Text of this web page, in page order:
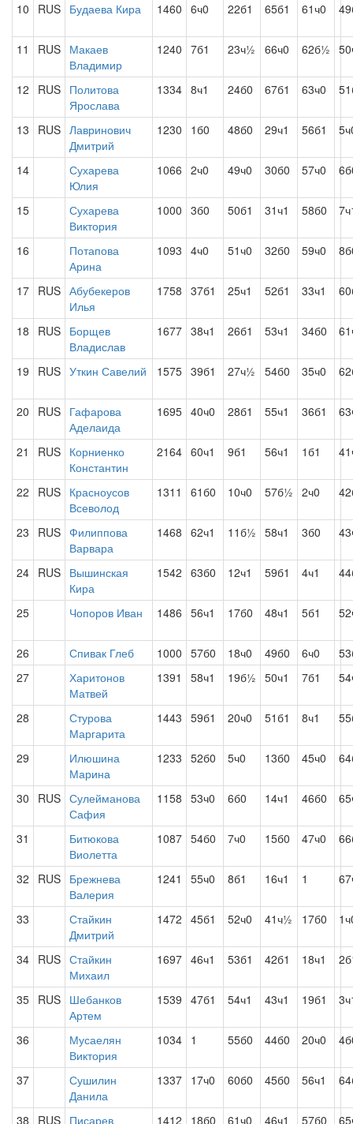
10 RUS Будаева Кира 1460 6ч0 22б1 65б1 61ч0
11 RUS Макаев
Владимир
1240 7б1 23ч½ 66ч0 62б½
12 RUS Политова
Ярослава
1334 8ч1 24б0 67б1 63ч0
13 RUS Лавринович
Дмитрий
1230 1б0 48б0 29ч1 56б1
14
Сухарева
Юлия
1066 2ч0 49ч0 30б0 57ч0
15
Сухарева
Виктория
1000 3б0 50б1 31ч1 58б0
16
Потапова
Арина
1093 4ч0 51ч0 32б0 59ч0
17 RUS Абубекеров
Илья
1758 37б1 25ч1 52б1 33ч1
18 RUS Борщев
Владислав
1677 38ч1 26б1 53ч1 34б0
19 RUS Уткин Савелий 1575 39б1 27ч½ 54б0 35ч0
20 RUS Гафарова
Аделаида
1695 40ч0 28б1 55ч1 36б1
21 RUS Корниенко
Константин
2164 60ч1 9б1 56ч1 1б1
22 RUS Красноусов
Всеволод
1311 61б0 10ч0 57б½ 2ч0
23 RUS Филиппова
Варвара
1468 62ч1 11б½ 58ч1 3б0
24 RUS Вышинская
Кира
1542 63б0 12ч1 59б1 4ч1
25 Чопоров Иван 1486 56ч1 17б0 48ч1 5б1
26 Спивак Глеб 1000 57б0 18ч0 49б0 6ч0
27
Харитонов
Матвей
1391 58ч1 19б½ 50ч1 7б1
28
Стурова
Маргарита
1443 59б1 20ч0 51б1 8ч1
29
Илюшина
Марина
1233 52б0 5ч0 13б0 45ч0
30 RUS Сулейманова
Сафия
1158 53ч0 6б0 14ч1 46б0
31
Битюкова
Виолетта
1087 54б0 7ч0 15б0 47ч0
32 RUS Брежнева
Валерия
1241 55ч0 8б1 16ч1 1
33
Стайкин
Дмитрий
1472 45б1 52ч0 41ч½ 17б0
34 RUS Стайкин
Михаил
1697 46ч1 53б1 42б1 18ч1
35 RUS Шебанков
Артем
1539 47б1 54ч1 43ч1 19б1
36
Мусаелян
Виктория
1034 1 55б0 44б0 20ч0
37
Сушилин
Данила
1337 17ч0 60б0 45б0 56ч1
38 RUS Писарев
1412 18б0 61ч0 46ч1 57б0